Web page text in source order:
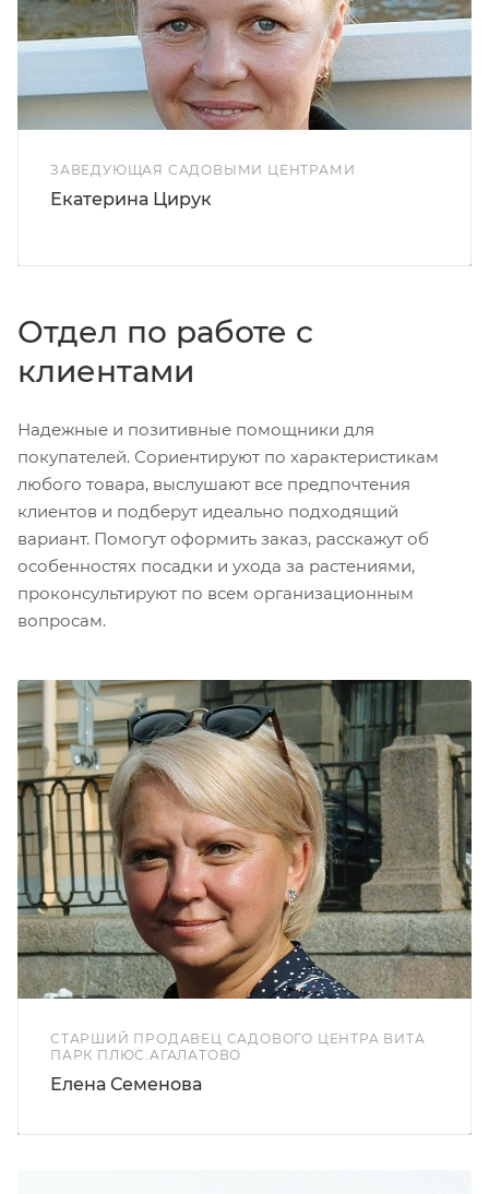
ЗАВЕДУЮЩАЯ САДОВЫМИ ЦЕНТРАМИ
Екатерина Цирук
Отдел по работе с
клиентами
Надежные и позитивные помощники для
покупателей. Сориентируют по характеристикам
любого товара, выслушают все предпочтения
клиентов и подберут идеально подходящий
вариант. Помогут оформить заказ, расскажут об
особенностях посадки и ухода за растениями,
проконсультируют по всем организационным
вопросам.
СТАРШИЙ ПРОДАВЕЦ САДОВОГО ЦЕНТРА ВИТА
ПАРК ПЛЮС.АГАЛАТОВО
Елена Семенова